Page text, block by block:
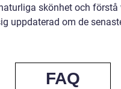
skönhet och förstå
uppdaterad om de
FAQ